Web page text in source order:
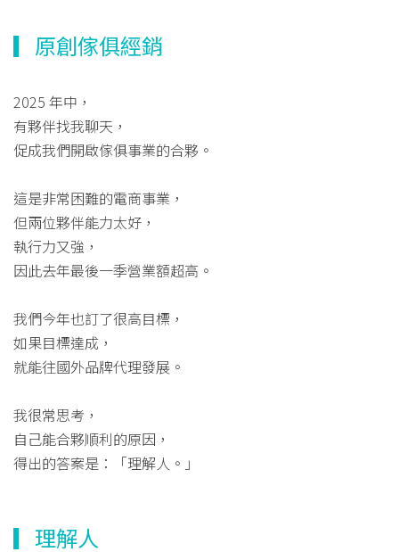
▎原創傢俱經銷
2025 年中，
有夥伴找我聊天，
促成我們開啟傢俱事業的合夥。
這是非常困難的電商事業，
但兩位夥伴能力太好，
執行力又強，
因此去年最後一季營業額超高。
我們今年也訂了很高目標，
如果目標達成，
就能往國外品牌代理發展。
我很常思考，
自己能合夥順利的原因，
得出的答案是：「理解人。」
▎理解人